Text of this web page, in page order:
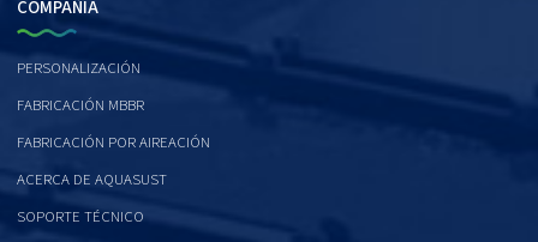
COMPAÑÍA
PERSONALIZACIÓN
FABRICACIÓN MBBR
FABRICACIÓN POR AIREACIÓN
ACERCA DE AQUASUST
SOPORTE TÉCNICO